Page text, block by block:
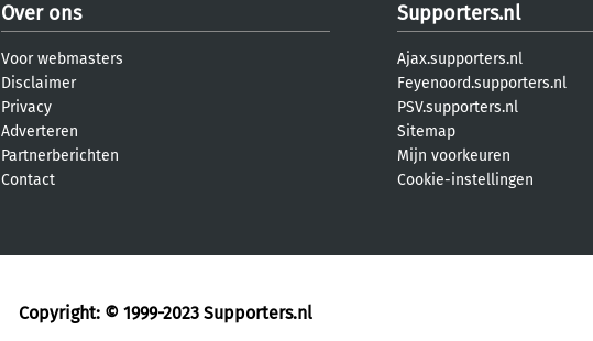
Over ons
Voor webmasters
Disclaimer
Privacy
Adverteren
Partnerberichten
Contact
Supporters.nl
Ajax.supporters.nl
Feyenoord.supporters.nl
PSV.supporters.nl
Sitemap
Mijn voorkeuren
Cookie-instellingen
Copyright: © 1999-2023 Supporters.nl